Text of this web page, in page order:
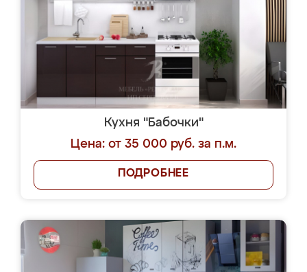
Кухня "Бабочки"
Цена: от 35 000 руб. за п.м.
ПОДРОБНЕЕ